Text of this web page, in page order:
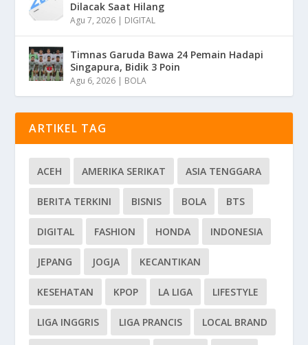
Dilacak Saat Hilang
Agu 7, 2026 | DIGITAL
Timnas Garuda Bawa 24 Pemain Hadapi
Singapura, Bidik 3 Poin
Agu 6, 2026 | BOLA
ARTIKEL TAG
ACEH AMERIKA SERIKAT ASIA TENGGARA
BERITA TERKINI BISNIS BOLA BTS
DIGITAL FASHION HONDA INDONESIA
JEPANG JOGJA KECANTIKAN
KESEHATAN KPOP LA LIGA LIFESTYLE
LIGA INGGRIS LIGA PRANCIS LOCAL BRAND